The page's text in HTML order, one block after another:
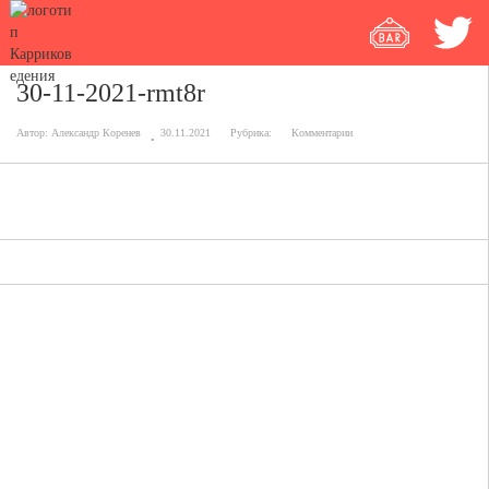
30-11-2021-rmt8r
Автор: Александр Коренев 30.11.2021 Рубрика: Комментарии